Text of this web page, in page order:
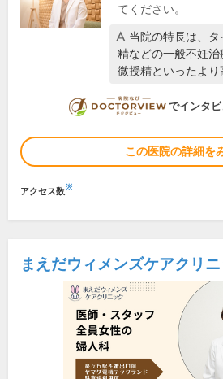
てください。
当院の特長は、
精などの一般不妊
微授精といったよ
でインタ
この医院の詳細を
アクセス数※
まえだウィメンズケアクリニ